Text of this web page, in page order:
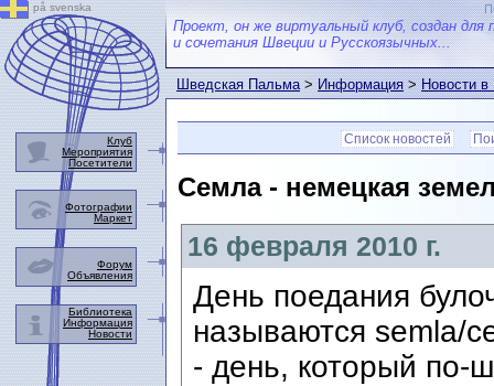
Проект, он же виртуальный клуб, создан для
и сочетания Швеции и Русскоязычных...
Шведская Пальма>Информация>Новости
Список новостей
Семла - немецкая
16 февраля 2010 г.
День поедания
называются semla/
- день, который по-
på svenska
Клуб
Мероприятия
Посетители
Фотографии
Маркет
Форум
Объявления
Библиотека
Информация
Новости